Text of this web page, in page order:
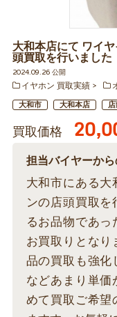
大和本店にて ワイ
頭買取を行いました
2024.09.26 公開
イヤホン 買取実績
大和市 大和本店
買取価格
担当バイヤーから
大和市にある大
ンの店頭買取を
るお品物であっ
お買取りとなり
品の買取も強化
などあまり単価
めて買取ご希望